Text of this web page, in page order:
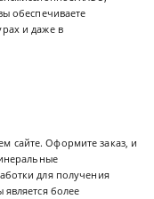
обеспечиваете
и даже в
сайте. Оформите заказ, и
для получения
более